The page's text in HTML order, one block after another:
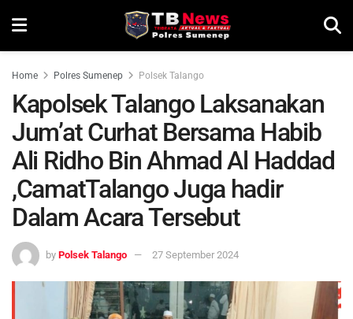
Home Polres Sumenep Polsek Talango
Kapolsek Talango Laksanakan
Jum’at Curhat Bersama Habib
Ali Ridho Bin Ahmad Al Haddad
,CamatTalango Juga hadir
Dalam Acara Tersebut
by Polsek Talango 27 September 2024